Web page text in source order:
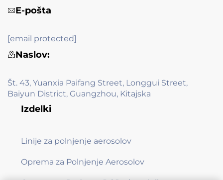
E-pošta
[email protected]
Naslov:
Št. 43, Yuanxia Paifang Street, Longgui Street,
Baiyun District, Guangzhou, Kitajska
Izdelki
Linije za polnjenje aerosolov
Oprema za Polnjenje Aerosolov